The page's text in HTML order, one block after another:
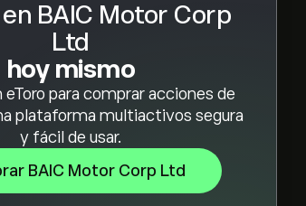
BAIC Motor Corp
Ltd
hoy mismo
eToro para comprar acciones de
plataforma multiactivos segura
y fácil de usar.
BAIC Motor Corp Ltd